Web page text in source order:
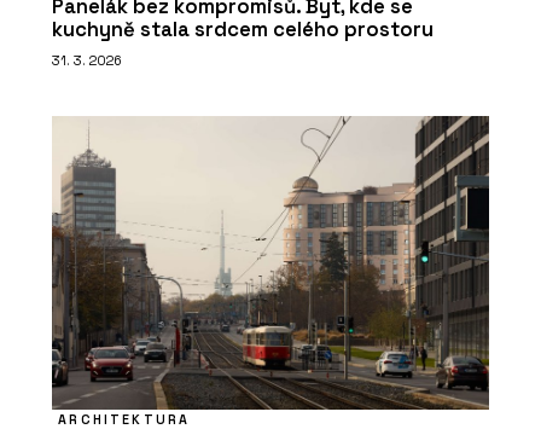
Panelák bez kompromisů. Byt, kde se
kuchyně stala srdcem celého prostoru
31. 3. 2026
ARCHITEKTURA